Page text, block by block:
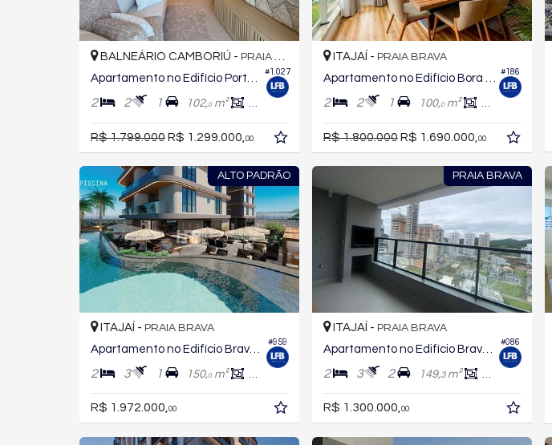
#1.027
BALNEÁRIO CAMBORIÚ - PRAIA DOS AMORES
2 2 1 102,0m² 64,
R$ 1.799.000R$ 1.299.000, 00
#186
ITAJAÍ - PRAIA BRAVA
2 2 1 100,0m² 70,
R$ 1.800.000R$ 1.690.000, 00
ALTO PADRÃO
#959
ITAJAÍ - PRAIA BRAVA
Apartamento no Edifício Brava Green Home Club
2 3 1 150,0m² 84,
R$ 1.972.000,00
PRAIA BRAVA
#086
ITAJAÍ - PRAIA BRAVA
Apartamento no Edifício Brava Valley
2 3 2 149,3m² 84,
R$ 1.300.000,00